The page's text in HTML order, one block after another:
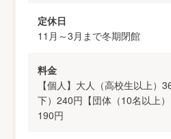
定休日
11月～3月まで冬期閉館
料金
【個人】大人（高校生以上）
下）240円【団体（10名以上
190円